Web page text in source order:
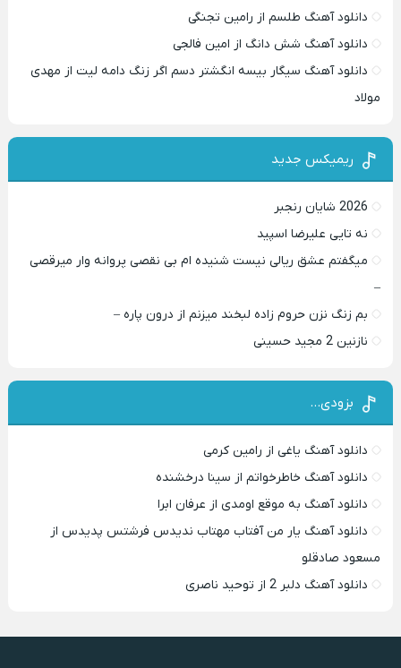
دانلود آهنگ طلسم از رامین تجنگی
دانلود آهنگ شش دانگ از امین فالجی
دانلود آهنگ سیگار بیسه انگشتر دسم اگر زنگ دامه لیت از مهدی
مولاد
ریمیکس جدید
2026 شایان رنجبر
نه تایی علیرضا اسپید
میگفتم عشق ریالی نیست شنیده ام بی نقصی پروانه وار میرقصی
–
بم زنگ نزن حروم زاده لبخند میزنم از درون پاره –
نازنین 2 مجید حسینی
بزودی…
دانلود آهنگ یاغی از رامین کرمی
دانلود آهنگ خاطرخواتم از سینا درخشنده
دانلود آهنگ به موقع اومدی از عرفان ابرا
دانلود آهنگ یار من آفتاب مهتاب ندیدس فرشتس پدیدس از
مسعود صادقلو
دانلود آهنگ دلبر 2 از توحید ناصری